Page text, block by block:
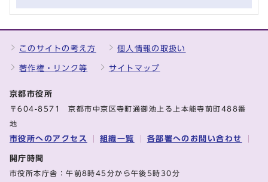
このサイトの考え方 個人情報の取扱い
著作権・リンク等 サイトマップ
京都市役所
〒604-8571 京都市中京区寺町通御池上る上本能寺前町488番
地
市役所へのアクセス 組織一覧 各部署へのお問い合わせ
開庁時間
市役所本庁舎：午前8時45分から午後5時30分